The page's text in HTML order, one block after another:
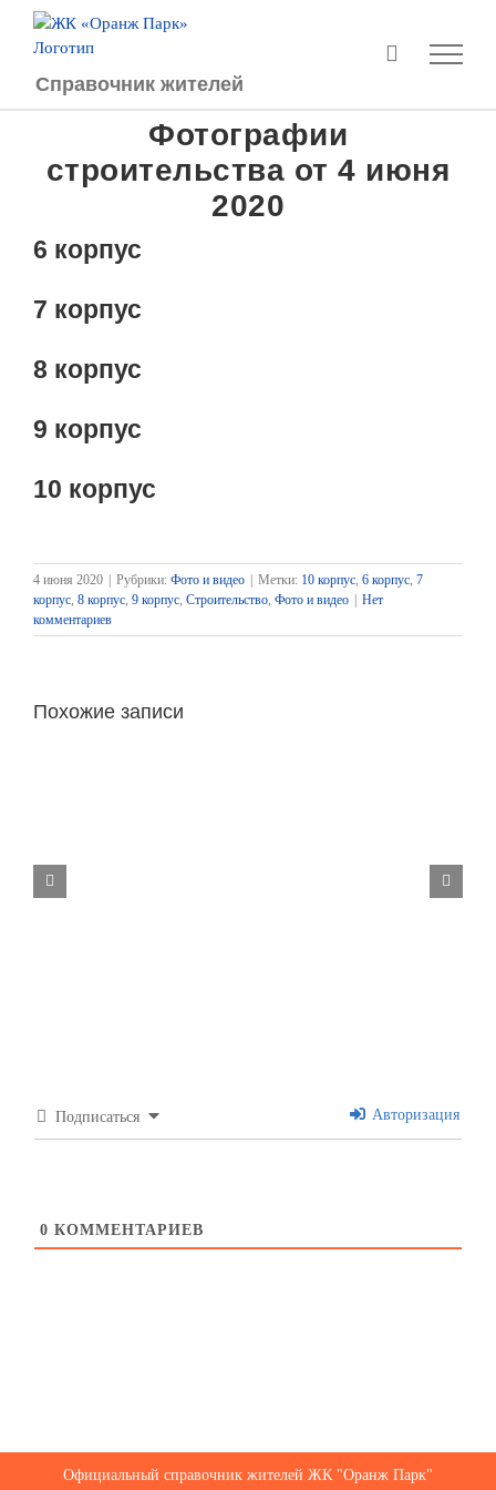
Перейти
Справочник жителей
Фотографии
строительства от 4 июня
2020
6 корпус
7 корпус
8 корпус
9 корпус
10 корпус
4 июня 2020 Рубрики: Фото и видео Метки: 10 корпус, 6 корпус, 7
корпус, 8 корпус, 9 корпус, Строительство, Фото и видео
Нет
комментариев
Похожие записи
Видео строительства от 19 октября
Подписаться Авторизация
0 КОММЕНТАРИЕВ
Официальный справочник жителей ЖК "Оранж Парк"